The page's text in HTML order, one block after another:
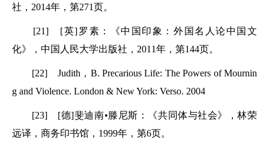
社，2014年，第271页。
[21] [英]罗素：《中国印象：外国名人论中国文
化》，中国人民大学出版社，2011年，第144页。
[22] Judith，B. Precarious Life: The Powers of Mournin
g and Violence. London & New York: Verso. 2004
[23] [德]斐迪南•滕尼斯：《共同体与社会》，林荣
远译，商务印书馆，1999年，第6页。